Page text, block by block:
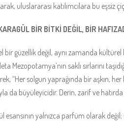
uluslararası katılımcılara bu eşsiz
BİR BİTKİ DEĞİL, BİR
bir güzellik değil, aynı zamanda kültürel
Mezopotamya’nın saklı sırlarını
“Her solgun yaprağında bir aşkın,
da büyüleyicidir. Derin, zarif ve hatırda
esansının yalnızca parfüm olarak